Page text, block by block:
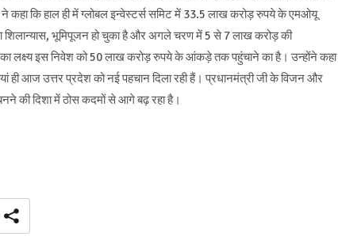
कहा कि हाल ही में ग्लोबल इन्वेस्टर्स समिट में 33.5 लाख करोड़ रुपये के एमओयू
भूमिपूजन हो चुका है और अगले चरण में 5 से 7 लाख करोड़ की
लक्ष्य इस निवेश को 50 लाख करोड़ रुपये के आंकड़े तक पहुंचाने का है। उन्होंने कहा
ही आज उत्तर प्रदेश को नई पहचान दिला रही हैं। प्रधानमंत्री जी के विजन और
की दिशा में ठोस कदमों से आगे बढ़ रहा है।